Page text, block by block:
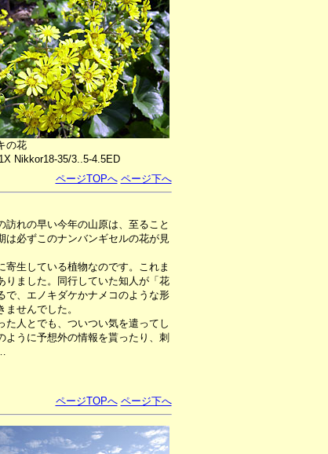
の花
Nikkor18-35/3..5-4.5ED
ページTOPへ ページ下へ
れの早い今年の山原は、至ること
は必ずこのナンバンギセルの花が見
生している植物なのです。これま
りました。同行していた知人が「花
で、エノキダケかナメコのような形
せんでした。
人とでも、ついつい気を遣ってし
うに予想外の情報を貰ったり、刺
ページTOPへ ページ下へ